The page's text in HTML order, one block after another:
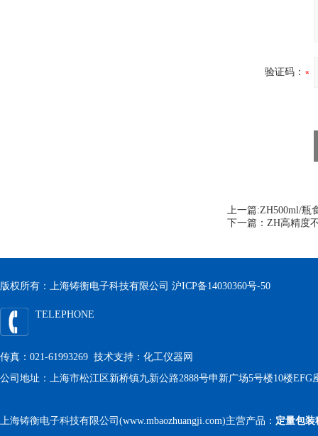
验证码：
上一篇:ZH500ml/瓶
下一篇： ZH高精度
版权所有：上海铸衡电子科技有限公司 沪ICP备14030360号-50
TELEPHONE
传真：021-61993269 技术支持： 化工仪器网
公司地址：上海市松江区新桥镇九新公路2888号申新广场5号楼10楼EFG
上海铸衡电子科技有限公司(www.mbaozhuangji.com)主营产品： 定量包装